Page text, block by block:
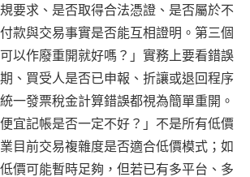
要求、是否取得合法憑證、是否屬於不
款與交易事實是否能互相證明。第三個
以作廢重開就好嗎？」實務上要看錯誤
、買受人是否已申報、折讓或退回程序
一發票稅金計算錯誤都視為簡單重開。
宜記帳是否一定不好？」不是所有低價
目前交易複雜度是否適合低價模式；如
價可能暫時足夠，但若已有多平台、多